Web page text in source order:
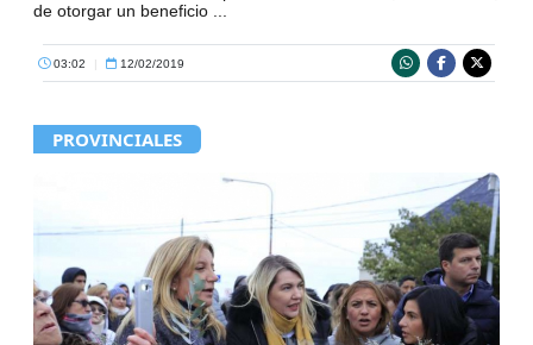
de otorgar un beneficio ...
03:02 | 12/02/2019
PROVINCIALES